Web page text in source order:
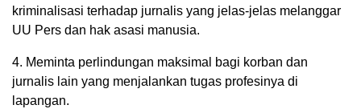
kriminalisasi terhadap jurnalis yang jelas-jelas melanggar
UU Pers dan hak asasi manusia.
4. Meminta perlindungan maksimal bagi korban dan
jurnalis lain yang menjalankan tugas profesinya di
lapangan.